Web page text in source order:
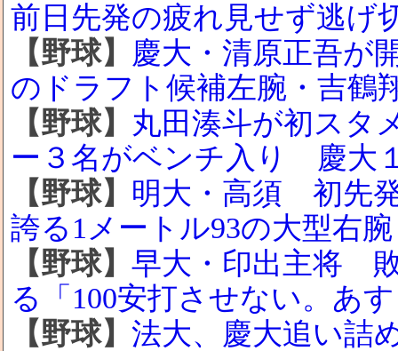
前日先発の疲れ見せず逃げ
【野球】
慶大・清原正吾が
のドラフト候補左腕・吉鶴
【野球】 丸田湊斗が初スタ
ー３名がベンチ入り 慶大
【野球】 明大・高須 初先
誇る1メートル93の大型右腕
【野球】 早大・印出主将
る「100安打させない。あ
【野球】 法大、慶大追い詰